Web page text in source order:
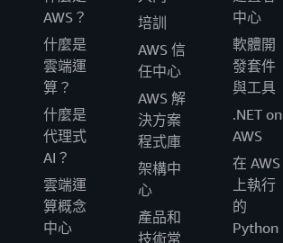
AWS？
什麼是
雲端運
算？
什麼是
代理式
AI？
雲端運
算概念
中心
培訓
AWS 信
任中心
AWS 解
決方案
程式庫
架構中
心
產品和
技術常
中心
軟體開
發套件
與工具
.NET on
AWS
在 AWS
上執行
的
Python